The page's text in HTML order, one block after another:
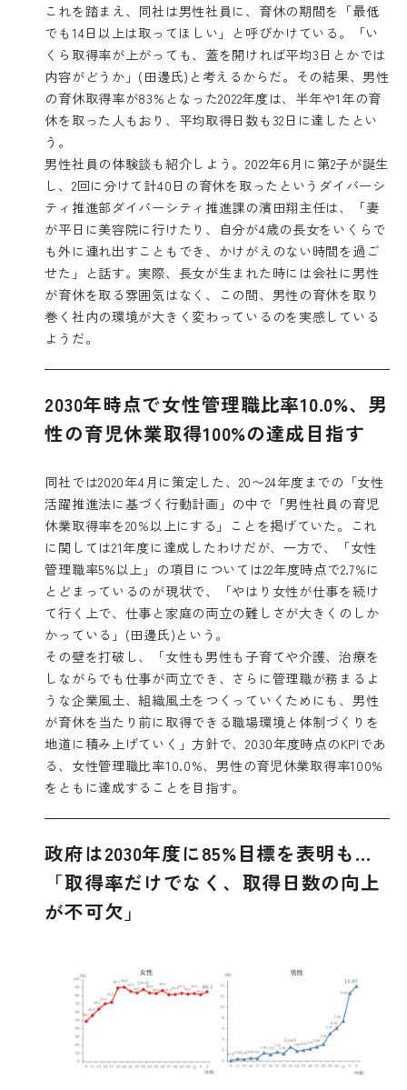
これを踏まえ、同社は男性社員に、育休の期間を「最低
でも14日以上は取ってほしい」と呼びかけている。「い
くら取得率が上がっても、蓋を開ければ平均3日とかでは
内容がどうか」(田邊氏)と考えるからだ。その結果、男性
の育休取得率が83%となった2022年度は、半年や1年の育
休を取った人もおり、平均取得日数も32日に達したとい
う。
男性社員の体験談も紹介しよう。2022年6月に第2子が誕生
し、2回に分けて計40日の育休を取ったというダイバーシ
ティ推進部ダイバーシティ推進課の濱田翔主任は、「妻
が平日に美容院に行けたり、自分が4歳の長女をいくらで
も外に連れ出すこともでき、かけがえのない時間を過ご
せた」と話す。実際、長女が生まれた時には会社に男性
が育休を取る雰囲気はなく、この間、男性の育休を取り
巻く社内の環境が大きく変わっているのを実感している
ようだ。
2030年時点で女性管理職比率10.0%、男
性の育児休業取得100%の達成目指す
同社では2020年4月に策定した、20〜24年度までの「女性
活躍推進法に基づく行動計画」の中で「男性社員の育児
休業取得率を20%以上にする」ことを掲げていた。これ
に関しては21年度に達成したわけだが、一方で、「女性
管理職率5%以上」の項目については22年度時点で2.7%に
とどまっているのが現状で、「やはり女性が仕事を続け
て行く上で、仕事と家庭の両立の難しさが大きくのしか
かっている」(田邊氏)という。
その壁を打破し、「女性も男性も子育てや介護、治療を
しながらでも仕事が両立でき、さらに管理職が務まるよ
うな企業風土、組織風土をつくっていくためにも、男性
が育休を当たり前に取得できる職場環境と体制づくりを
地道に積み上げていく」方針で、2030年度時点のKPIであ
る、女性管理職比率10.0%、男性の育児休業取得率100%
をともに達成することを目指す。
政府は2030年度に85%目標を表明も…
「取得率だけでなく、取得日数の向上
が不可欠」